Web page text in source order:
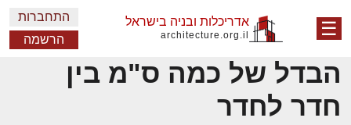
☰ אדריכלות ובניה בישראל
architecture.org.il
התחברות
הרשמה
הבדל של כמה ס"מ בין
חדר לחדר